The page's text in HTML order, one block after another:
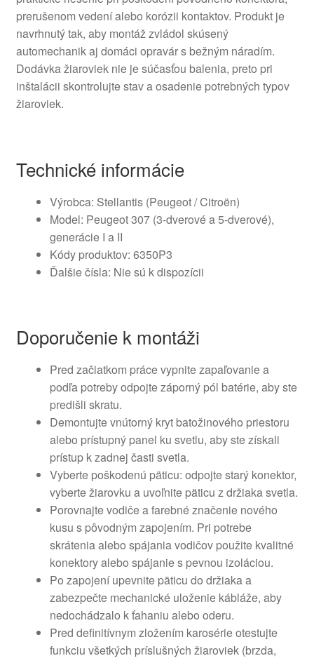
prerušenom vedení alebo korózii kontaktov. Produkt je
navrhnutý tak, aby montáž zvládol skúsený
automechanik aj domáci opravár s bežným náradím.
Dodávka žiaroviek nie je súčasťou balenia, preto pri
inštalácii skontrolujte stav a osadenie potrebných typov
žiaroviek.
Technické informácie
Výrobca: Stellantis (Peugeot / Citroën)
Model: Peugeot 307 (3-dverové a 5-dverové),
generácie I a II
Kódy produktov: 6350P3
Ďalšie čísla: Nie sú k dispozícii
Doporučenie k montáži
Pred začiatkom práce vypnite zapaľovanie a
podľa potreby odpojte záporný pól batérie, aby ste
predišli skratu.
Demontujte vnútorný kryt batožinového priestoru
alebo prístupný panel ku svetlu, aby ste získali
prístup k zadnej časti svetla.
Vyberte poškodenú päticu: odpojte starý konektor,
vyberte žiarovku a uvoľnite päticu z držiaka svetla.
Porovnajte vodiče a farebné značenie nového
kusu s pôvodným zapojením. Pri potrebe
skrátenia alebo spájania vodičov použite kvalitné
konektory alebo spájanie s pevnou izoláciou.
Po zapojení upevnite päticu do držiaka a
zabezpečte mechanické uloženie kábláže, aby
nedochádzalo k ťahaniu alebo oderu.
Pred definitívnym zložením karosérie otestujte
funkciu všetkých príslušných žiaroviek (brzda,